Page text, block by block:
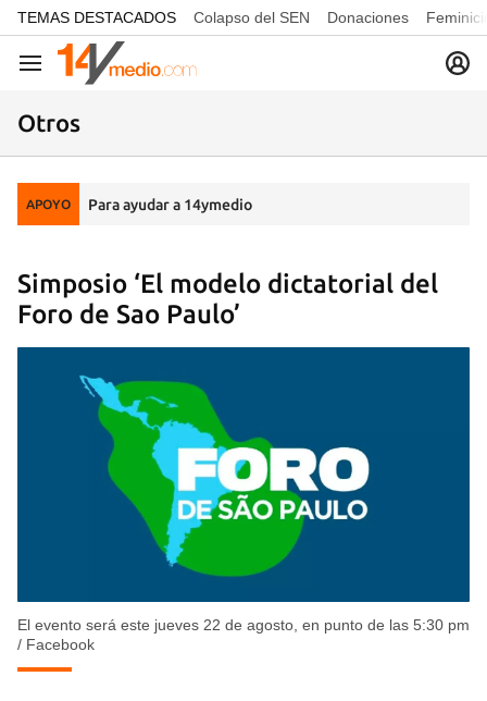
common.go-to-content
TEMAS DESTACADOS Colapso del SEN Donaciones
Navegación
Otros
APOYO Para ayudar a 14ymedio
Simposio ‘El modelo dictatorial del
Foro de Sao Paulo’
El evento será este jueves 22 de agosto, en punto de las 5:30 pm
/ Facebook